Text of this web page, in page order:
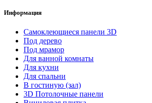
Информация
Самоклеющиеся панели 3D
Под дерево
Под мрамор
Для ванной комнаты
Для кухни
Для спальни
В гостиную (зал)
3D Потолочные панели